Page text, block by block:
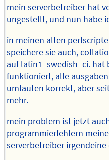
mein serverbetreiber hat
ungestellt, und nun habe
in meinen alten
speichere sie auch,
auf latin1_swedish_ci.
funktioniert, alle
umlauten korrekt, aber
mehr.
mein problem ist jetzt
programmierfehlern
serverbetreiber